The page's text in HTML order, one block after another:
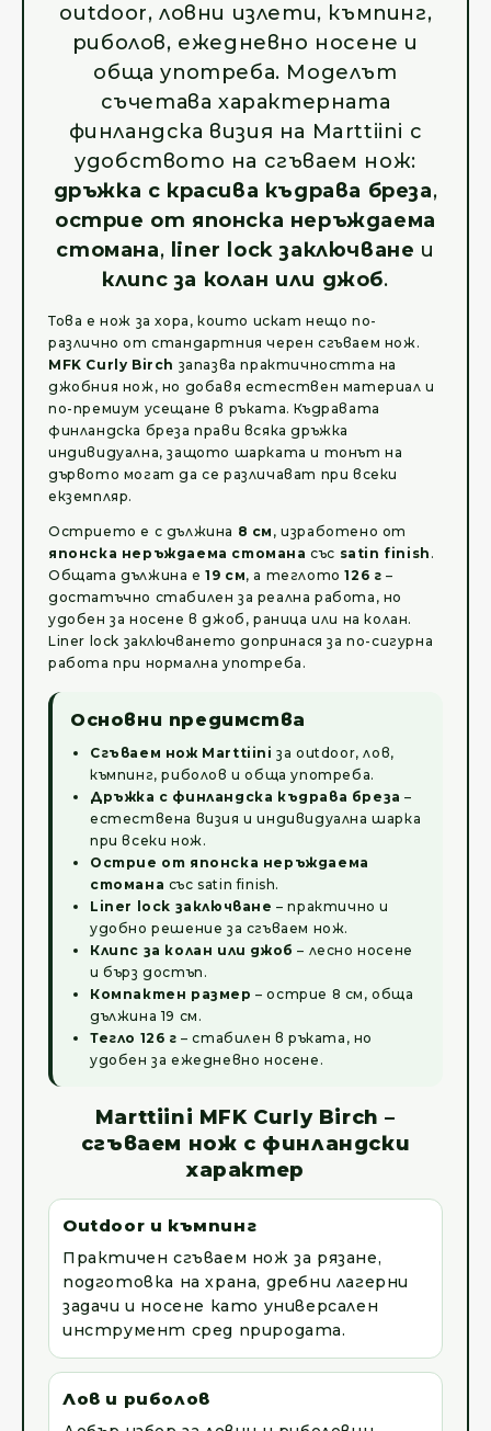
outdoor, ловни излети, къмпинг,
риболов, ежедневно носене и
обща употреба. Моделът
съчетава характерната
финландска визия на Marttiini с
удобството на сгъваем нож:
дръжка с красива къдрава бреза,
острие от японска неръждаема
стомана, liner lock заключване и
клипс за колан или джоб.
Това е нож за хора, които искат нещо по-
различно от стандартния черен сгъваем нож.
MFK Curly Birch запазва практичността на
джобния нож, но добавя естествен материал и
по-премиум усещане в ръката. Къдравата
финландска бреза прави всяка дръжка
индивидуална, защото шарката и тонът на
дървото могат да се различават при всеки
екземпляр.
Острието е с дължина 8 см , изработено от
японска неръждаема стомана със satin finish .
Общата дължина е19 см, а теглото126 г –
достатъчно стабилен за реална работа, но
удобен за носене в джоб, раница или на колан.
Liner lock заключването допринася за по-сигурна
работа при нормална употреба.
Основни предимства
Сгъваем нож Marttiini за outdoor, лов,
къмпинг, риболов и обща употреба.
Дръжка с финландска къдрава бреза –
естествена визия и индивидуална шарка
при всеки нож.
Острие от японска неръждаема
стомана със satin finish.
Liner lock заключване – практично и
удобно решение за сгъваем нож.
Клипс за колан или джоб – лесно носене
и бърз достъп.
Компактен размер – острие 8 см, обща
дължина 19 см.
Тегло 126 г – стабилен в ръката, но
удобен за ежедневно носене.
Marttiini MFK Curly Birch –
сгъваем нож с финландски
характер
Outdoor и къмпинг
Практичен сгъваем нож за рязане,
подготовка на храна, дребни лагерни
задачи и носене като универсален
инструмент сред природата.
Лов и риболов